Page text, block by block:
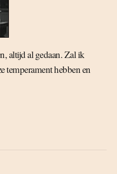
altijd al gedaan. Zal ik
temperament hebben en